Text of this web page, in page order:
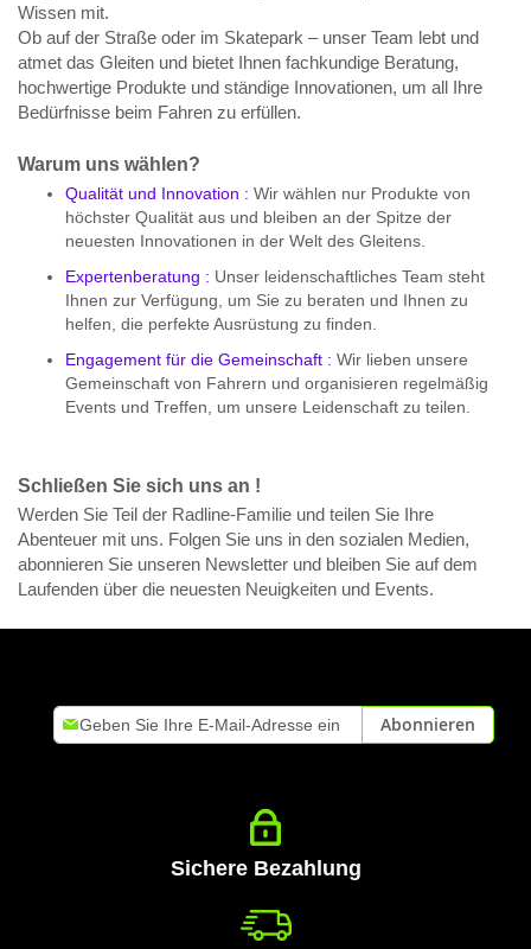
Wissen mit.
Ob auf der Straße oder im Skatepark – unser Team lebt und
atmet das Gleiten und bietet Ihnen fachkundige Beratung,
hochwertige Produkte und ständige Innovationen, um all Ihre
Bedürfnisse beim Fahren zu erfüllen.
Warum uns wählen?
Qualität und Innovation : Wir wählen nur Produkte von
höchster Qualität aus und bleiben an der Spitze der
neuesten Innovationen in der Welt des Gleitens.
Expertenberatung : Unser leidenschaftliches Team steht
Ihnen zur Verfügung, um Sie zu beraten und Ihnen zu
helfen, die perfekte Ausrüstung zu finden.
Engagement für die Gemeinschaft : Wir lieben unsere
Gemeinschaft von Fahrern und organisieren regelmäßig
Events und Treffen, um unsere Leidenschaft zu teilen.
Schließen Sie sich uns an !
Werden Sie Teil der Radline-Familie und teilen Sie Ihre
Abenteuer mit uns. Folgen Sie uns in den sozialen Medien,
abonnieren Sie unseren Newsletter und bleiben Sie auf dem
Laufenden über die neuesten Neuigkeiten und Events.
Melden
Sie
Abonnieren
Sichere Bezahlung